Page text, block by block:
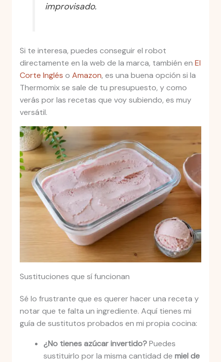
improvisado.
Si te interesa, puedes conseguir el robot
directamente en la web de la marca, también en El
Corte Inglés o Amazon, es una buena opción si la
Thermomix se sale de tu presupuesto, y como
verás por las recetas que voy subiendo, es muy
versátil.
Sustituciones que sí funcionan
Sé lo frustrante que es querer hacer una receta y
notar que te falta un ingrediente. Aquí tienes mi
guía de sustitutos probados en mi propia cocina:
¿No tienes azúcar invertido?Puedes
sustituirlo por la misma cantidad de miel de